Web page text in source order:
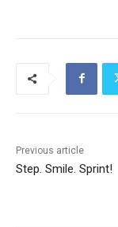
Previous article
Step. Smile. Sprint!